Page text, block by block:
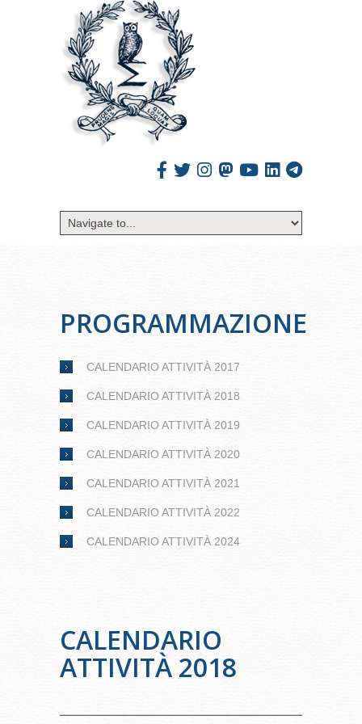
PROGRAMMAZIONE
CALENDARIO ATTIVITÀ 2017
CALENDARIO ATTIVITÀ 2018
CALENDARIO ATTIVITÀ 2019
CALENDARIO ATTIVITÀ 2020
CALENDARIO ATTIVITÀ 2021
CALENDARIO ATTIVITÀ 2022
CALENDARIO ATTIVITÀ 2024
CALENDARIO
ATTIVITÀ 2018